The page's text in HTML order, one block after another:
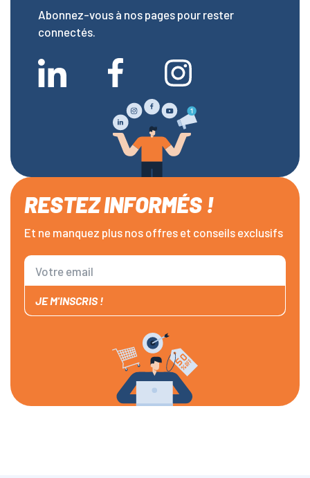
Abonnez-vous à nos pages pour rester
connectés.
RESTEZ INFORMÉS !
Et ne manquez plus nos offres et conseils exclusifs
JE M'INSCRIS !